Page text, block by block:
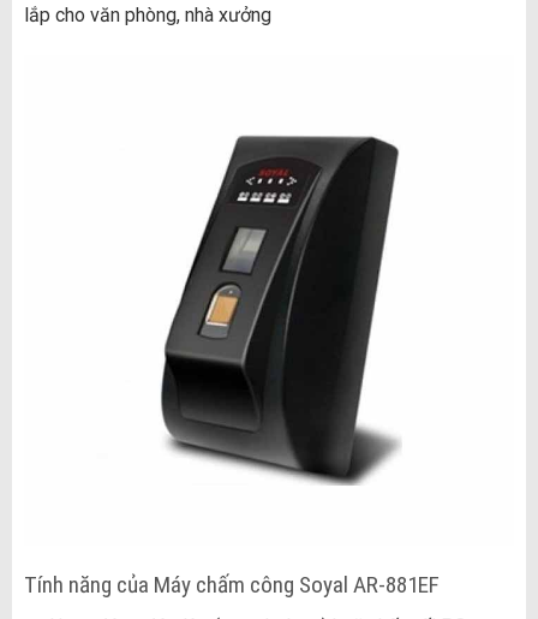
lắp cho văn phòng, nhà xưởng
Tính năng của Máy chấm công Soyal AR-881EF